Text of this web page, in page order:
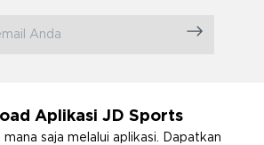
Aplikasi JD Sports
saja melalui aplikasi. Dapatkan